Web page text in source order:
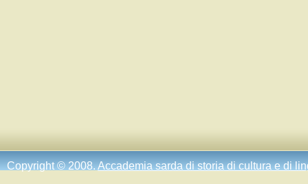
Copyright © 2008.Accademia sarda di storia di cultura e di